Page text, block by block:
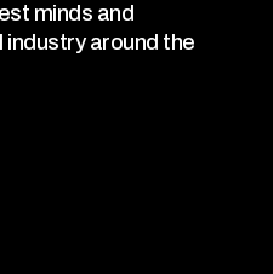
minds and
around the